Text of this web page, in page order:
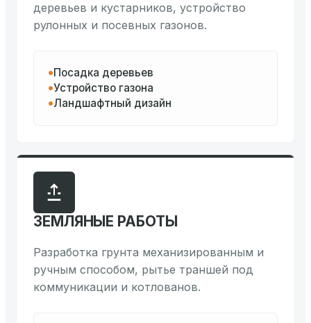
деревьев и кустарников, устройство
рулонных и посевных газонов.
Посадка деревьев
Устройство газона
Ландшафтный дизайн
ЗЕМЛЯНЫЕ РАБОТЫ
Разработка грунта механизированным и
ручным способом, рытье траншей под
коммуникации и котлованов.